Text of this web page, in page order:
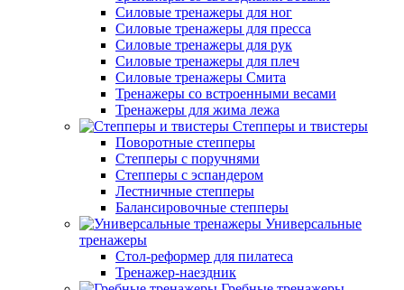
Силовые тренажеры для ног
Силовые тренажеры для пресса
Силовые тренажеры для рук
Силовые тренажеры для плеч
Силовые тренажеры Смита
Тренажеры со встроенными весами
Тренажеры для жима лежа
Степперы и твистеры
Поворотные степперы
Степперы с поручнями
Степперы с эспандером
Лестничные степперы
Балансировочные степперы
Универсальные
тренажеры
Стол-реформер для пилатеса
Тренажер-наездник